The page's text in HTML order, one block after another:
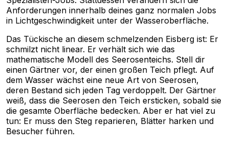
Anforderungen innerhalb deines ganz normalen Jobs
in Lichtgeschwindigkeit unter der Wasseroberfläche.
Das Tückische an diesem schmelzenden Eisberg ist: Er
schmilzt nicht linear. Er verhält sich wie das
mathematische Modell des Seerosenteichs. Stell dir
einen Gärtner vor, der einen großen Teich pflegt. Auf
dem Wasser wächst eine neue Art von Seerosen,
deren Bestand sich jeden Tag verdoppelt. Der Gärtner
weiß, dass die Seerosen den Teich ersticken, sobald sie
die gesamte Oberfläche bedecken. Aber er hat viel zu
tun: Er muss den Steg reparieren, Blätter harken und
Besucher führen.